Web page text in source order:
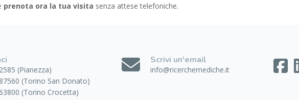
prenota ora la tua visita senza attese telefoniche.
(Pianezza)
(Torino San Donato)
(Torino Crocetta)
Scrivi un'email
info@ricerchemediche.it